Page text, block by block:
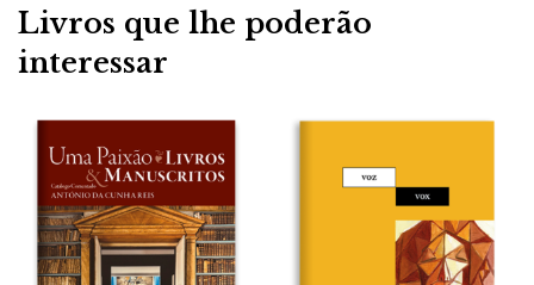
Livros que lhe poderão
interessar